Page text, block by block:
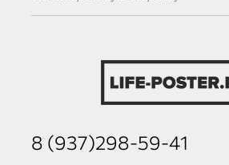
8 (937)298-59-41